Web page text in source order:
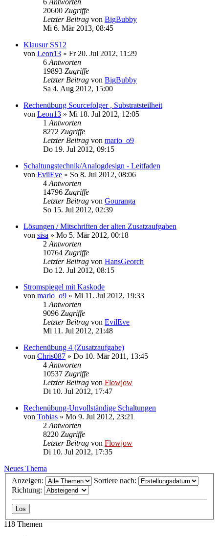
20600 Zugriffe
Letzter Beitrag von BigBubby
Mi 6. Mär 2013, 08:45
Klausur SS12
von Leon13 » Fr 20. Jul 2012, 11:29
6 Antworten
19893 Zugriffe
Letzter Beitrag von BigBubby
Sa 4. Aug 2012, 15:00
Rechenübung Sourcefolger , Substratsteilheit
von Leon13 » Mi 18. Jul 2012, 12:05
1 Antworten
8272 Zugriffe
Letzter Beitrag von mario_o9
Do 19. Jul 2012, 09:15
Schaltungstechnik/Analogdesign - Leitfaden
von EvilEve » So 8. Jul 2012, 08:06
4 Antworten
14796 Zugriffe
Letzter Beitrag von Gouranga
So 15. Jul 2012, 02:39
Lösungen / Mitschriften der alten Zusatzaufgaben
von sisa » Mo 5. Mär 2012, 00:18
2 Antworten
10764 Zugriffe
Letzter Beitrag von HansGeorch
Do 12. Jul 2012, 08:15
Stromspiegel mit Kaskode
von mario_o9 » Mi 11. Jul 2012, 19:33
1 Antworten
9096 Zugriffe
Letzter Beitrag von EvilEve
Mi 11. Jul 2012, 21:48
Rechenübung 4 (Zusatzaufgabe)
von Chris087 » Do 10. Mär 2011, 13:45
4 Antworten
10537 Zugriffe
Letzter Beitrag von Flowjow
Di 10. Jul 2012, 17:47
Rechenübung-Unvollständige Schaltungen
von Tobias » Mo 9. Jul 2012, 23:21
2 Antworten
8220 Zugriffe
Letzter Beitrag von Flowjow
Di 10. Jul 2012, 17:35
Neues Thema
Anzeigen:
Sortiere nach:
Richtung:
118 Themen